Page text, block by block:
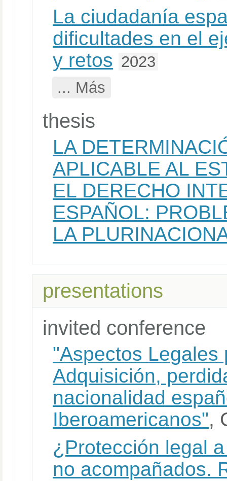
La ciudadanía
dificultades en el
y retos 2023
... Más
thesis
LA
APLICABLE AL
EL DERECHO
ESPAÑOL:
LA
presentations
invited conference
"Aspectos Legales
Adquisición,
nacionalidad
Iberoamericanos",
¿Protección legal
no acompañados.